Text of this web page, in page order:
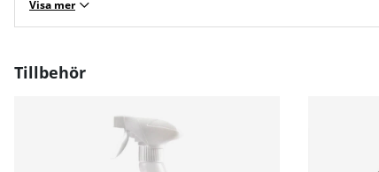
styrka.Specifikationer:Mått (L × B × H): 175 × 60 ×
WorkoutsHammer har utvecklat en samling
Engelska och Tyska i respektive träningskategori
»Med HAMMER Workouts erbjuder vi dig ständigt
Bruksanvisning / manual »
Visa mer
Tillbehör